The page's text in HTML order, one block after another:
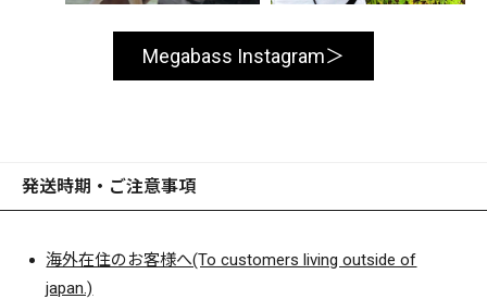
Megabass Instagram
発送時期・ご注意事項
海外在住のお客様へ(To customers living outside of
japan.)